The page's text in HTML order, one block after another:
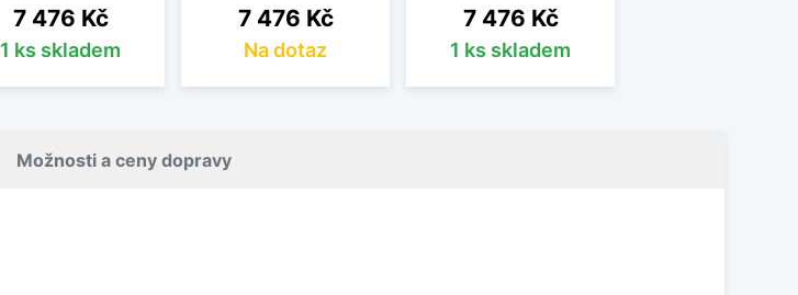
Cena
7 476 Kč
1 ks skladem
Cena
7 476 Kč
Na dotaz
Cena
7 476 Kč
1 ks skladem
Možnosti a ceny dopravy